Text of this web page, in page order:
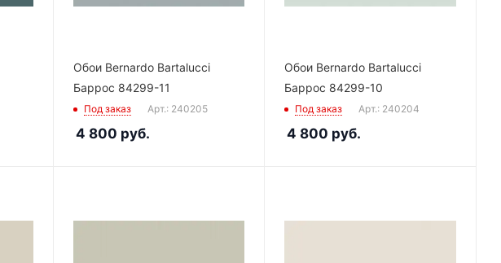
Обои Bernardo Bartalucci
Баррос 84299-11
Под заказ Арт.: 240205
4 800 руб.
Обои Bernardo Bartalucci
Баррос 84299-10
Под заказ Арт.: 240204
4 800 руб.